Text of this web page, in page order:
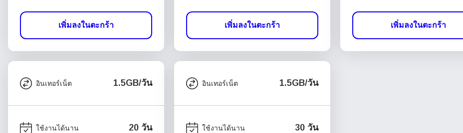
เพิ่มลงในตะกร้า เพิ่มลงในตะกร้า เพิ่มลงในตะกร้า
อินเทอร์เน็ต 1.5GB/วัน
ใช้งานได้นาน 20 วัน
อินเทอร์เน็ต 1.5GB/วัน
ใช้งานได้นาน 30 วัน